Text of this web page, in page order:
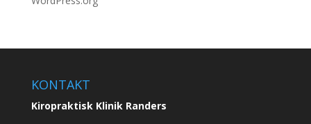
KONTAKT
Kiropraktisk Klinik Randers